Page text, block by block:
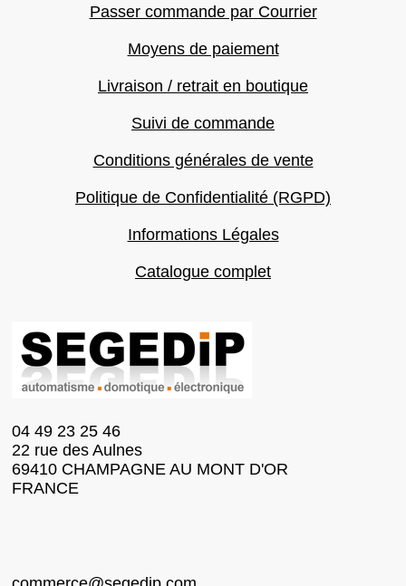
Passer commande par Courrier
Moyens de paiement
Livraison / retrait en boutique
Suivi de commande
Conditions générales de vente
Politique de Confidentialité (RGPD)
Informations Légales
Catalogue complet
04 49 23 25 46
22 rue des Aulnes
69410 CHAMPAGNE AU MONT D'OR
FRANCE